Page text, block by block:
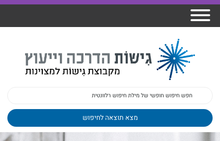
אודות גישות
פיתוח מנהלים
הדרכות
פעילות
ומרצים
ד"ר צבי ברק
מכללת גישות
גישות כנסים
מקצועיים
למנהלי בתי
ספר